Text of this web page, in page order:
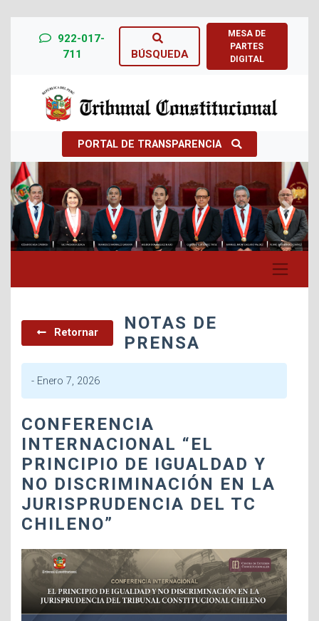
922-017-
711
BÚSQUEDA
MESA DE
PARTES
DIGITAL
PORTAL DE TRANSPARENCIA
Previous Next
Retornar
NOTAS DE
PRENSA
- Enero 7, 2026
CONFERENCIA
INTERNACIONAL “EL
PRINCIPIO DE IGUALDAD Y
NO DISCRIMINACIÓN EN LA
JURISPRUDENCIA DEL TC
CHILENO”